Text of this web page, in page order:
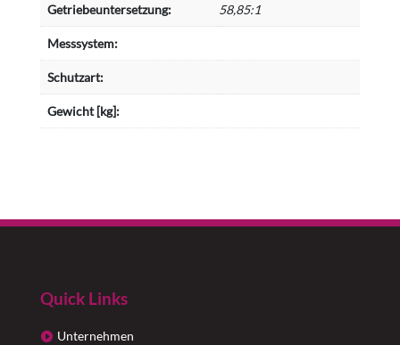
Getriebeuntersetzung: 58,85:1
Messsystem:
Schutzart:
Gewicht [kg]:
Quick Links
Unternehmen